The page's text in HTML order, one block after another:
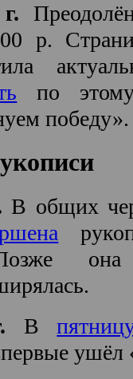
р.
по
победу».
В общих
она
В
ушёл